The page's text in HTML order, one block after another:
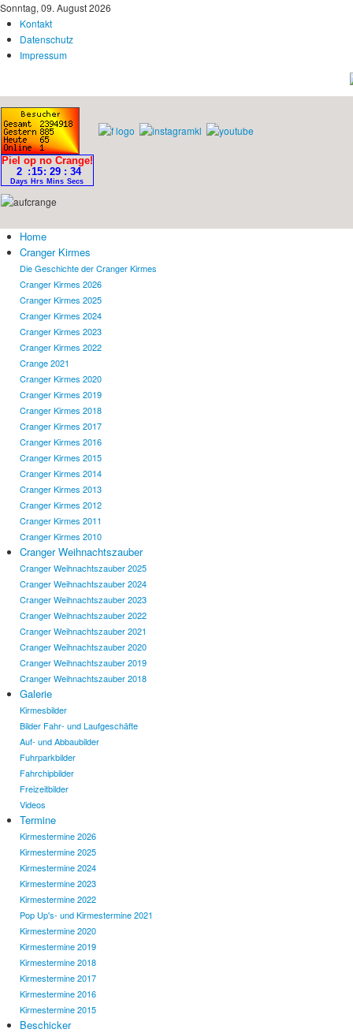
Sonntag, 09. August 2026
Kontakt
Datenschutz
Impressum
Home
Cranger Kirmes
Die Geschichte der Cranger Kirmes
Cranger Kirmes 2026
Cranger Kirmes 2025
Cranger Kirmes 2024
Cranger Kirmes 2023
Cranger Kirmes 2022
Crange 2021
Cranger Kirmes 2020
Cranger Kirmes 2019
Cranger Kirmes 2018
Cranger Kirmes 2017
Cranger Kirmes 2016
Cranger Kirmes 2015
Cranger Kirmes 2014
Cranger Kirmes 2013
Cranger Kirmes 2012
Cranger Kirmes 2011
Cranger Kirmes 2010
Cranger Weihnachtszauber
Cranger Weihnachtszauber 2025
Cranger Weihnachtszauber 2024
Cranger Weihnachtszauber 2023
Cranger Weihnachtszauber 2022
Cranger Weihnachtszauber 2021
Cranger Weihnachtszauber 2020
Cranger Weihnachtszauber 2019
Cranger Weihnachtszauber 2018
Galerie
Kirmesbilder
Bilder Fahr- und Laufgeschäfte
Auf- und Abbaubilder
Fuhrparkbilder
Fahrchipbilder
Freizeitbilder
Videos
Termine
Kirmestermine 2026
Kirmestermine 2025
Kirmestermine 2024
Kirmestermine 2023
Kirmestermine 2022
Pop Up's- und Kirmestermine 2021
Kirmestermine 2020
Kirmestermine 2019
Kirmestermine 2018
Kirmestermine 2017
Kirmestermine 2016
Kirmestermine 2015
Beschicker